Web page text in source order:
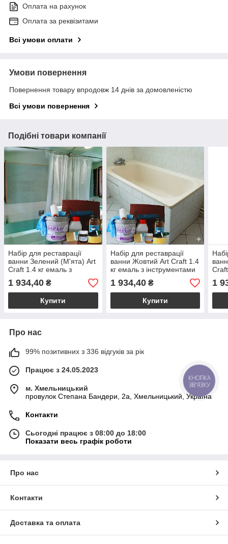
Оплата на рахунок
Оплата за реквізитами
Всі умови оплати
Умови повернення
Повернення товару впродовж 14 днів за домовленістю
Всі умови повернення
Подібні товари компанії
Набір для реставрації
ванни Зелений (М'ята) Art
Craft 1.4 кг емаль з
інструментами та колером
купити
1 934,40 ₴
Купити
Набір для реставрації
ванни Жовтий Art Craft 1.4
кг емаль з інструментами
та колером купити
1 934,40₴
Купити
1
Про нас
99% позитивних з 336 відгуків за рік
Працює з 24.05.2023
м. Хмельницький
провулок Степана Бандери, 2a, Хмельницький, Україна
Контакти
Сьогодні працює з 08:00 до 18:00
Показати весь графік роботи
Про нас
Контакти
Доставка та оплата
КНОПКА
ЗВ'ЯЗКУ